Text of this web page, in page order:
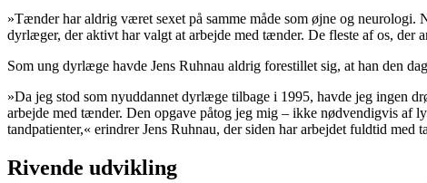
»Tænder har aldrig været sexet på samme måde som øjne og neurologi.
dyrlæger, der aktivt har valgt at arbejde med tænder. De fleste af os,
Som ung dyrlæge havde Jens Ruhnau aldrig forestillet sig, at han den
»Da jeg stod som nyuddannet dyrlæge tilbage i 1995, havde jeg ingen
arbejde med tænder. Den opgave påtog jeg mig – ikke nødvendigvis af
tandpatienter,« erindrer Jens Ruhnau, der siden har arbejdet fuldtid med
Rivende udvikling